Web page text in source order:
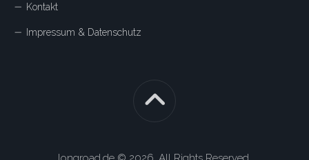
Kontakt
Impressum & Datenschutz